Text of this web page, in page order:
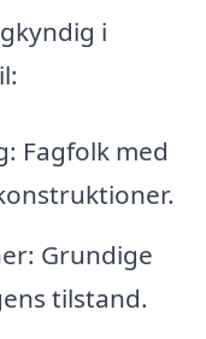
i
Fagfolk med
Grundige
tilstand.